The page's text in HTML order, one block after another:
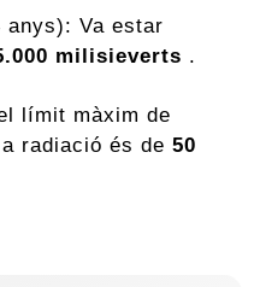
anys): Va estar
milisieverts .
límit màxim de
radiació és de 50